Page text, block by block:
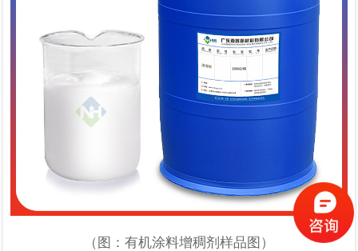
（图：有机涂料增稠剂样品图）